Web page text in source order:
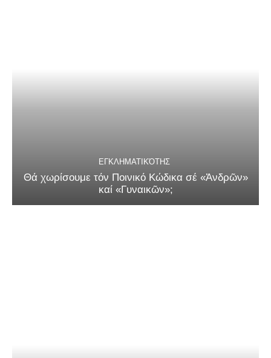
ΕΓΚΛΗΜΑΤΙΚΌΤΗΣ
Θά χωρίσουμε τόν Ποινικό Κώδικα σέ «Ἀνδρῶν»
καί «Γυναικῶν»;